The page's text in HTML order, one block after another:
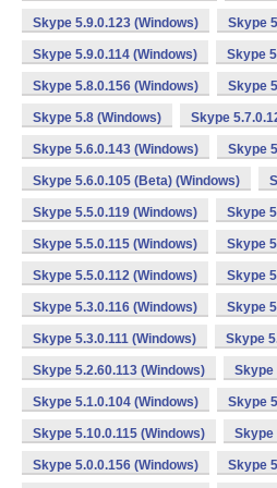
Skype 5.9.0.123 (Windows) Skype
Skype 5.9.0.114 (Windows) Skype
Skype 5.8.0.156 (Windows) Skype
Skype 5.8 (Windows) Skype
Skype 5.6.0.143 (Windows) Skype
Skype 5.6.0.105 (Beta) (Windows)
Skype 5.5.0.119 (Windows) Skype
Skype 5.5.0.115 (Windows) Skype
Skype 5.5.0.112 (Windows) Skype
Skype 5.3.0.116 (Windows) Skype
Skype 5.3.0.111 (Windows) Skype
Skype 5.2.60.113 (Windows) Skype
Skype 5.1.0.104 (Windows) Skype
Skype 5.10.0.115 (Windows) Skype
Skype 5.0.0.156 (Windows) Skype